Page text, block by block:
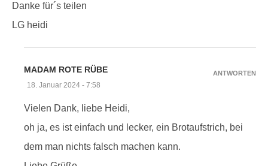
Danke für´s teilen
LG heidi
MADAM ROTE RÜBE
18. Januar 2024 - 7:58
Vielen Dank, liebe Heidi,
oh ja, es ist einfach und lecker, ein Brotaufstrich, bei
dem man nichts falsch machen kann.
ANTWORTEN